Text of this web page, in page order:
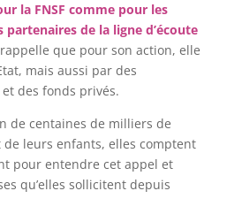
la FNSF comme pour les
de la ligne d’écoute
rappelle que pour son action, elle
mais aussi par des
des fonds privés.
de centaines de milliers de
leurs enfants, elles comptent
pour entendre cet appel et
qu’elles sollicitent depuis